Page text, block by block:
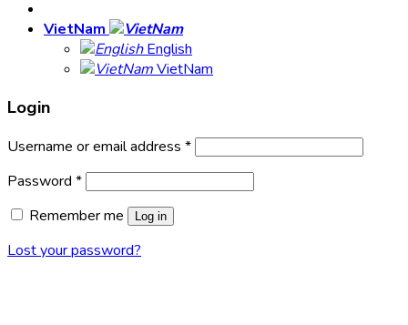
VietNam
English
VietNam
Login
Username or email address *
Password *
Remember me
Log in
Lost your password?